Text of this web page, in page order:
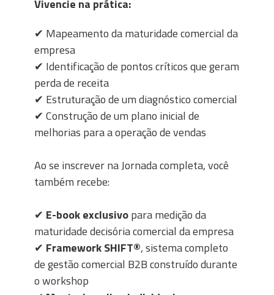
Vivencie na prática:
✔ Mapeamento da maturidade comercial da
empresa
✔ Identificação de pontos críticos que geram
perda de receita
✔ Estruturação de um diagnóstico comercial
✔ Construção de um plano inicial de
melhorias para a operação de vendas
Ao se inscrever na Jornada completa, você
também recebe:
✔ E-book exclusivopara medição da
maturidade decisória comercial da empresa
✔ Framework SHIFT®, sistema completo
de gestão comercial B2B construído durante
o workshop